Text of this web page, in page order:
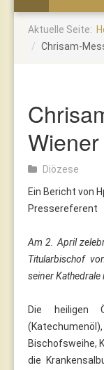
Aktuelle Seite:
Chrisam-
Diözese
Ein Bericht von
Pressereferent
Am 2. April
Titularbischof
seiner Kathedrale
Die heiligen
Bischofsweihe,
die